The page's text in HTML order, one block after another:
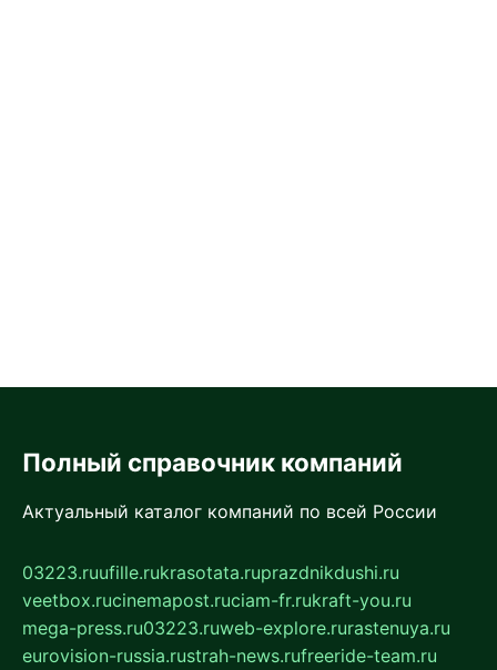
Полный справочник компаний
Актуальный каталог компаний по всей России
03223.ruufille.rukrasotata.ruprazdnikdushi.ru
veetbox.rucinemapost.ruciam-fr.rukraft-you.ru
mega-press.ru03223.ruweb-explore.rurastenuya.ru
eurovision-russia.rustrah-news.rufreeride-team.ru